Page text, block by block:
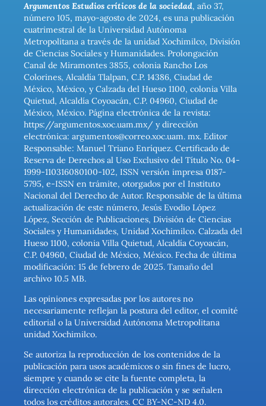
Argumentos Estudios críticos de la sociedad, año 37,
número 105, mayo-agosto de 2024, es una publicación
cuatrimestral de la Universidad Autónoma
Metropolitana a través de la unidad Xochimilco, División
de Ciencias Sociales y Humanidades. Prolongación
Canal de Miramontes 3855, colonia Rancho Los
Colorines, Alcaldía Tlalpan, C.P. 14386, Ciudad de
México, México, y Calzada del Hueso 1100, colonia Villa
Quietud, Alcaldía Coyoacán, C.P. 04960, Ciudad de
México, México. Página electrónica de la revista:
https://argumentos.xoc.uam.mx/ y dirección
electrónica: argumentos@correo.xoc.uam. mx. Editor
Responsable: Manuel Triano Enríquez. Certificado de
Reserva de Derechos al Uso Exclusivo del Título No. 04-
1999-110316080100-102, ISSN versión impresa 0187-
5795, e-ISSN en trámite, otorgados por el Instituto
Nacional del Derecho de Autor. Responsable de la última
actualización de este número, Jesús Evodio López
López, Sección de Publicaciones, División de Ciencias
Sociales y Humanidades, Unidad Xochimilco. Calzada del
Hueso 1100, colonia Villa Quietud, Alcaldía Coyoacán,
C.P. 04960, Ciudad de México, México. Fecha de última
modificación: 15 de febrero de 2025. Tamaño del
archivo 10.5 MB.
Las opiniones expresadas por los autores no
necesariamente reflejan la postura del editor, el comité
editorial o la Universidad Autónoma Metropolitana
unidad Xochimilco.
Se autoriza la reproducción de los contenidos de la
publicación para usos académicos o sin fines de lucro,
siempre y cuando se cite la fuente completa, la
dirección electrónica de la publicación y se señalen
todos los créditos autorales. CC BY-NC-ND 4.0.